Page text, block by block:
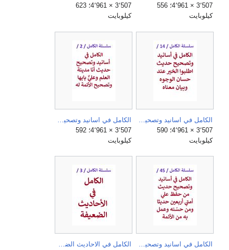
3٬507 × 4٬961؛ 556
كيلوبايت
3٬507 × 4٬961؛ 623
كيلوبايت
3٬507 × 4٬961؛ 590
كيلوبايت
3٬507 × 4٬961؛ 592
كيلوبايت
الكامل في اسانيد وتصحيح حديث من حفظ علي امتي اربعين حديثا ومن حسّنه وعمل به من الأئمة.jpg
الكامل في الاحاديث الضعيفة.jpg